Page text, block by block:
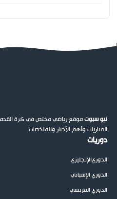
نيو سبوتموقع رياضي مختص في كرة القدم
المباريات وأهم الأخبار والملخصات
دوريات
الدوريالإنجليزي
الدوري الإسباني
الدوري الفرنسي